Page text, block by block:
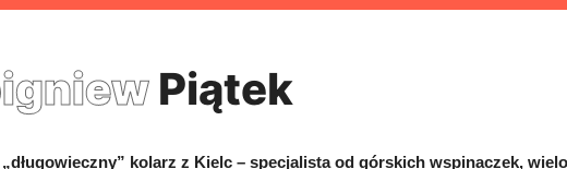
Piątek
kolarz z Kielc – specjalista od górskich wspinaczek,